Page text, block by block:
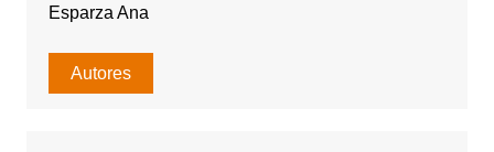
Esparza Ana
Autores